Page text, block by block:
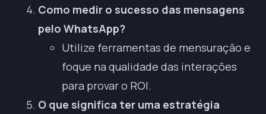
Como medir o sucesso das mensagens
pelo WhatsApp?
Utilize ferramentas de mensuração e
foque na qualidade das interações
para provar o ROI.
O que significa ter uma estratégia